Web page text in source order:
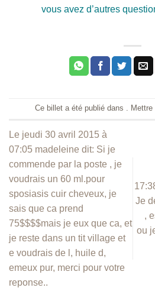
vous avez d’autres
Ce billet a été publié dans . Mettre
Le jeudi 30 avril 2015 à
07:05 madeleine dit: Si je
commende par la poste , je
voudrais un 60 ml.pour
sposiasis cuir cheveux, je
sais que ca prend
75$$$$mais je eux que ca, et
je reste dans un tit village et
e voudrais de l, huile d,
emeux pur, merci pour votre
reponse..
Je
,
ou